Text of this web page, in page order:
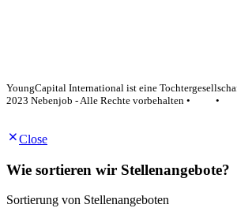
YoungCapital International ist eine
2023 Nebenjob - Alle Rechte vorbehalten •
•
Close
Wie sortieren wir Stellenangebote?
Sortierung von Stellenangeboten